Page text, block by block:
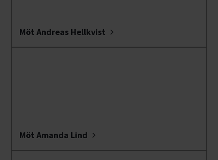
Möt Andreas Hellkvist
Möt Amanda Lind